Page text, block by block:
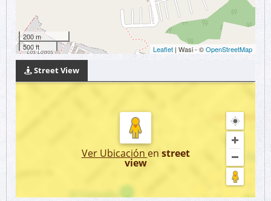
200 m
500 ft
Leaflet | Wasi - ©OpenStreetMap
Street View
Ver Ubicación en street
view